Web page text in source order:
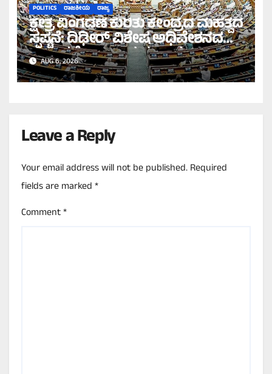
POLITICS ರಾಜಕೀಯ ರಾಜ್ಯ
ಕ್ಷೇತ್ರ ವಿಂಗಡಣೆ ಕುರಿತು ಕೇಂದ್ರದ ಮಹತ್ವದ
ಸ್ಪಷ್ಟನೆ: ದಿಢೀರ್ ವಿಶೇಷ ಅಧಿವೇಶನದ
ಪ್ರಸ್ತಾವನೆ ಇಲ್ಲ ಎಂದ ಸರ್ಕಾರ!
AUG 6, 2026
Leave a Reply
Your email address will not be published.Required
fields are marked*
Comment*